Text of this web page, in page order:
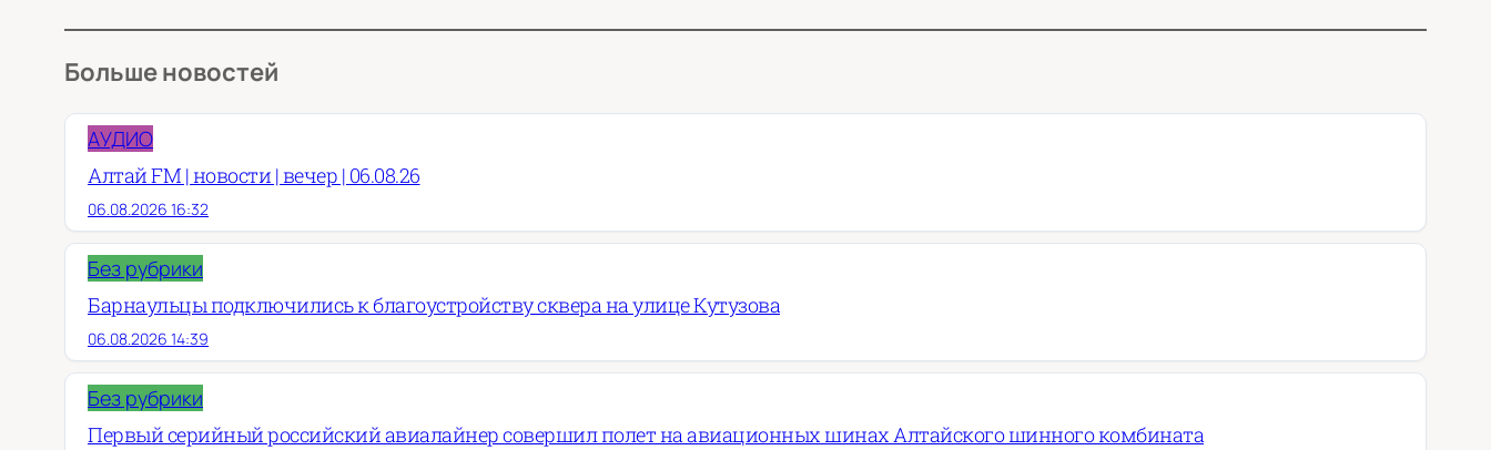
Больше новостей
АУДИО
Алтай FM | новости | вечер | 06.08.26
06.08.2026 16:32
Без рубрики
Барнаульцы подключились к благоустройству сквера на улице Кутузова
06.08.2026 14:39
Без рубрики
Первый серийный российский авиалайнер совершил полет на авиационных шинах Алтайского шинного комбината